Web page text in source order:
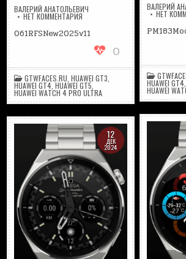
ВАЛЕРИЙ
НЕТ
HUAWEI GT4
HUAWEI
ВАЛЕРИЙ АНАТОЛЬЕВИЧ
НЕТ КОММЕНТАРИЯНА
061RFSNEW2025V11
061RFSNew2025v11
0
GTWFACES.RU ,HUAWEI GT3
HUAWEI GT4 ,HUAWEI GT5
HUAWEI WATCH 4 PRO ULTRA
12
ДЕК
2024